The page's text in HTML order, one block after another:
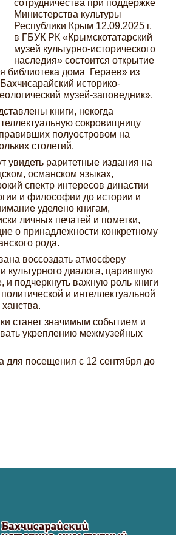
сотрудничества при поддержке
Министерства культуры
Республики Крым 12.09.2025 г.
в ГБУК РК «Крымскотатарский
музей культурно-исторического
наследия» состоится открытие
библиотека дома Гераев» из
историко-
музей-заповедник».
книги, некогда
сокровищницу
полуостровом на
столетий.
увидеть раритетные издания на
османском языках,
спектр интересов династии
и философии до истории и
уделено книгам,
личных печатей и пометки,
о принадлежности конкретному
рода.
воссоздать атмосферу
культурного диалога, царившую
и подчеркнуть важную роль книги
и интеллектуальной
станет значимым событием и
укреплению межмузейных
для посещения с 12 сентября до